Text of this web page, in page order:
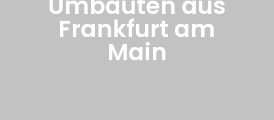
Frankfurt am
Main